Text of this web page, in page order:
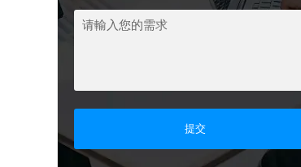
提交